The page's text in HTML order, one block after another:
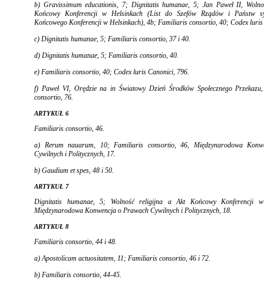
b) Gravissimum educationis, 7; Dignitatis humanae,5; Jan Paweł II,
Końcowy Konferencji w Helsinkach (List do Szefów Rządów i Państw
Końcowego Konferencji w Helsinkach), 4b; Fami­liaris consortio, 40; Codex
c) Dignitatis humanae, 5; Familiaris consortio, 37 i 40.
d) Dignitatis humanae, 5; Familiaris consortio, 40.
e) Familiaris consortio, 40; Codex luris Canonici, 796.
f) Paweł VI, Orędzie na in Światowy Dzień Środków Społecznego
consortio, 76.
ARTYKUŁ 6
Familiaris consortio, 46.
a) Rerum nauarum, 10; Familiaris consortio, 46, Międzyna­rodowa
Cywilnych i Politycznych, 17.
b) Gaudium et spes, 48 i 50.
ARTYKUŁ 7
Dignitatis humanae,5; Wolność religijna a Akt Koń­cowy Konferencji
Międzynarodowa Konwencja o Prawach Cywilnych i Politycznych, 18.
ARTYKUŁ 8
Familiaris consortio, 44 i 48.
a)Apostolicam actuositatem, 11; Familiaris consortio, 46 i 72.
b) Familiaris consortio, 44-45.